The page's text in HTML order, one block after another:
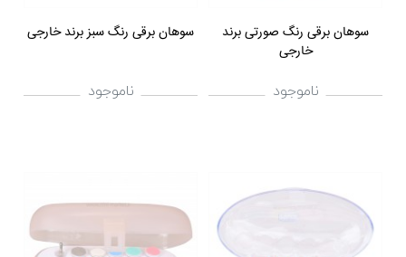
سوهان برقی رنگ صورتی برند
خارجی
ناموجود
سوهان برقی رنگ سبز برند خارجی
ناموجود